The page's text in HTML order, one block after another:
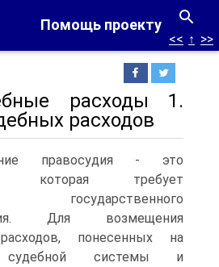
Помощь проекту
<< ↑ >>
расходы 1.
расходов
правосудия - это
которая требует
государственного
Для возмещения
понесенных на
судебной системы и